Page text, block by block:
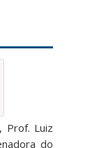
Prof. Luiz
do